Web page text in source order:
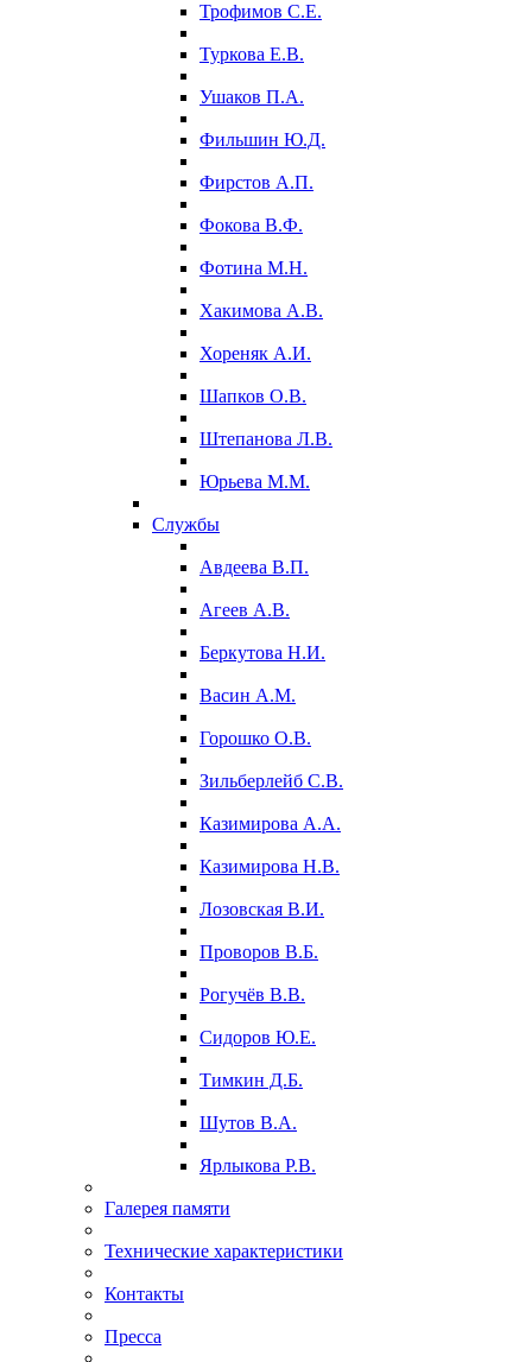
Трофимов С.Е.
Туркова Е.В.
Ушаков П.А.
Фильшин Ю.Д.
Фирстов А.П.
Фокова В.Ф.
Фотина М.Н.
Хакимова А.В.
Хореняк А.И.
Шапков О.В.
Штепанова Л.В.
Юрьева М.М.
Службы
Авдеева В.П.
Агеев А.В.
Беркутова Н.И.
Васин А.М.
Горошко О.В.
Зильберлейб С.В.
Казимирова А.А.
Казимирова Н.В.
Лозовская В.И.
Проворов В.Б.
Рогучёв В.В.
Сидоров Ю.Е.
Тимкин Д.Б.
Шутов В.А.
Ярлыкова Р.В.
Галерея памяти
Технические характеристики
Контакты
Пресса